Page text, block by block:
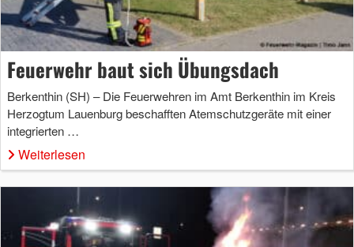
Feuerwehr baut sich Übungsdach
Berkenthin (SH) – Die Feuerwehren im Amt Berkenthin im Kreis
Herzogtum Lauenburg beschafften Atemschutzgeräte mit einer
integrierten …
Weiterlesen